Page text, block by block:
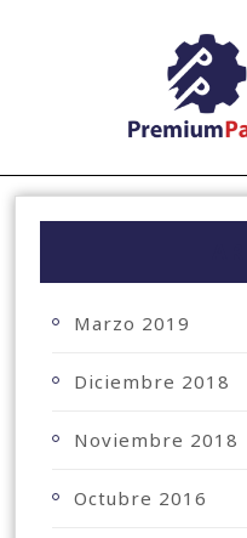
Marzo 2019
Diciembre 2018
Noviembre 2018
Octubre 2016